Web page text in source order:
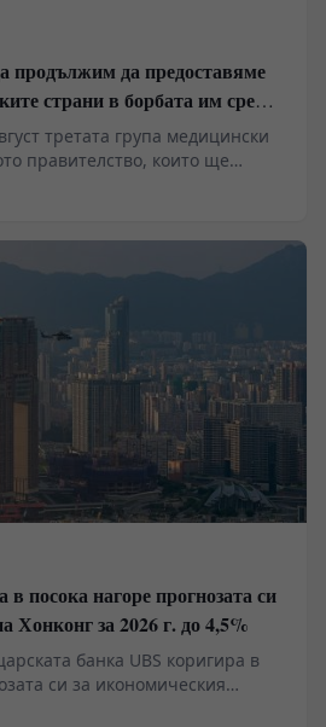
продължим да предоставяме
страни в борбата им срещу
третата група медицински
правителство, които ще
република Конго в
посока нагоре прогнозата си
Хонконг за 2026 г. до 4,5%
банка UBS коригира в
си за икономическия
г. до 4,5% от предишната